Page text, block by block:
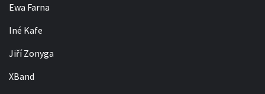
Ewa Farna
Iné Kafe
Jiří Zonyga
XBand